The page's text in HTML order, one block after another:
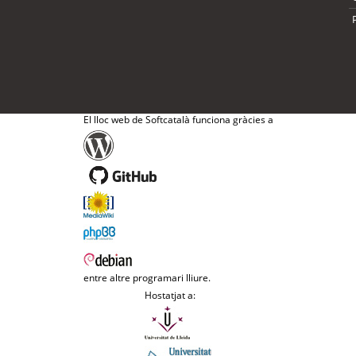
El lloc web de Softcatalà funciona gràcies a
entre altre programari lliure.
Hostatjat a: